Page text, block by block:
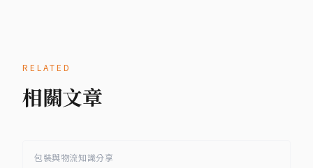
RELATED
相關文章
包裝與物流知識分享